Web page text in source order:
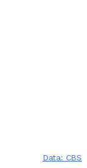
Data: CBS